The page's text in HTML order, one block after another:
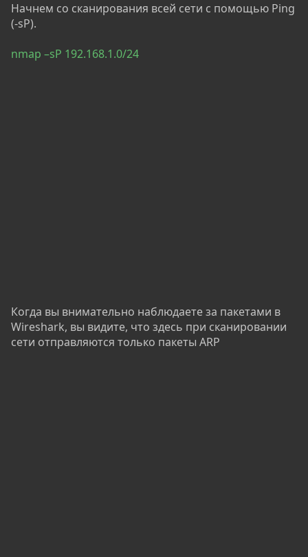
Начнем со сканирования всей сети с помощью Ping
(-sP).
nmap –sP 192.168.1.0/24
Когда вы внимательно наблюдаете за пакетами в
Wireshark, вы видите, что здесь при сканировании
сети отправляются только пакеты ARP